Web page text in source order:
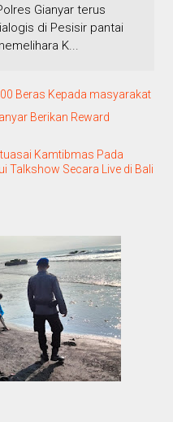
Gianyar terus
di Pesisir pantai
K...
Beras Kepada masyarakat
Berikan Reward
Kamtibmas Pada
Talkshow Secara Live di Bali